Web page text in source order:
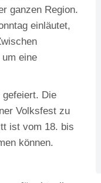
ganzen Region.
einläutet,
eine
gefeiert. Die
Volksfest zu
ist vom 18. bis
können.